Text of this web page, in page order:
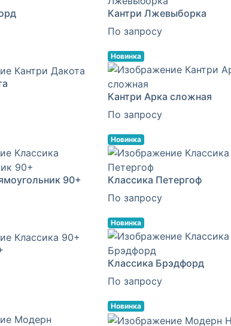
Кантри Лжевыборка
По запросу
Новинка
Кантри Арка сложная
По запросу
90+
Новинка
Классика Петергоф
По запросу
Новинка
Классика Брэдфорд
По запросу
Новинка